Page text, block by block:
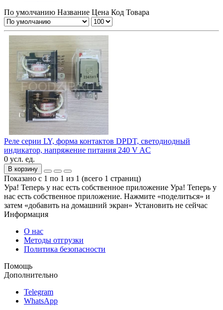
По умолчанию Название Цена Код Товара
Реле серии LY, форма контактов DPDT, светодиодный
индикатор, напряжение питания 240 V AC
0 усл. ед.
В корзину
Показано с 1 по 1 из 1 (всего 1 страниц)
Ура! Теперь у нас есть собственное приложение Ура! Теперь у
нас есть собственное приложение. Нажмите «поделиться» и
затем «добавить на домашний экран» Установить не сейчас
Информация
О нас
Методы отгрузки
Политика безопасности
Помощь
Дополнительно
Telegram
WhatsApp